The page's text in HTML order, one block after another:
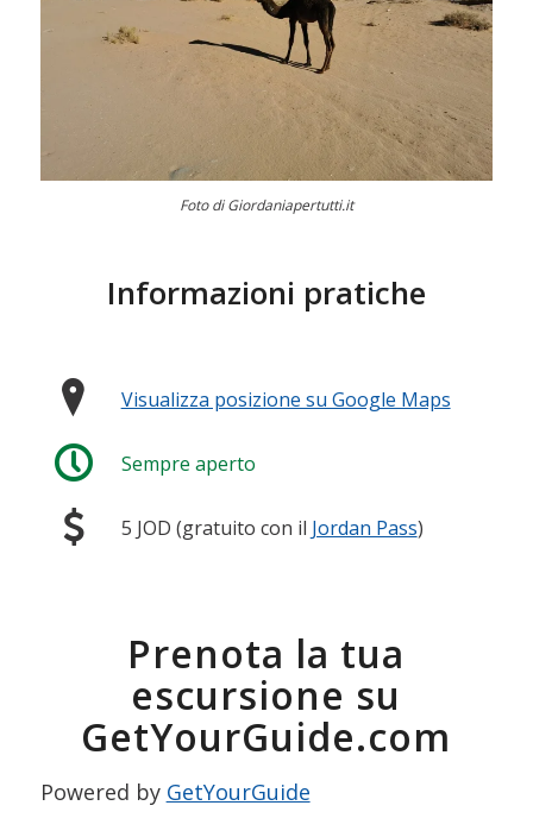
Foto di Giordaniapertutti.it
Informazioni pratiche
Visualizza posizione su Google Maps
Sempre aperto
5 JOD (gratuito con il Jordan Pass)
Prenota la tua
escursione su
GetYourGuide.com
Powered by GetYourGuide